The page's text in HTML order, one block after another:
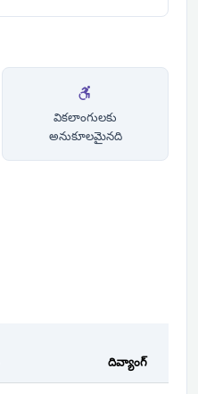
వికలాంగులకు
అనుకూలమైనది
దివ్యాంగ్